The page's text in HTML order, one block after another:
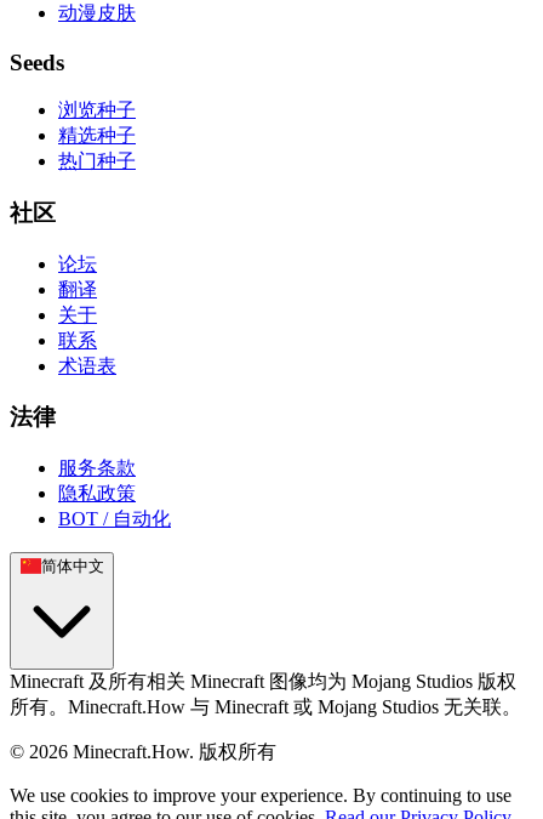
动漫皮肤
Seeds
浏览种子
精选种子
热门种子
社区
论坛
翻译
关于
联系
术语表
法律
服务条款
隐私政策
BOT / 自动化
简体中文
Minecraft 及所有相关 Minecraft 图像均为 Mojang Studios 版权
所有。Minecraft.How 与 Minecraft 或 Mojang Studios 无关联。
© 2026 Minecraft.How. 版权所有
We use cookies to improve your experience. By continuing to use